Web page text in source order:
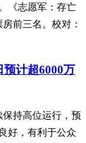
《志愿军：存亡
前三名。校对：
计超6000万
持高位运行，预
好，有利于公众